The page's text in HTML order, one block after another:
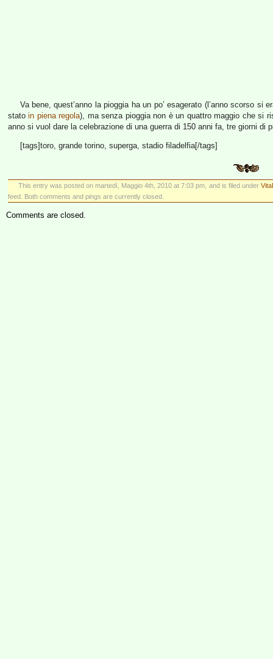
Va bene, quest’anno la pioggia ha un po’ esagerato (l’anno scorso si
statoin piena regola), ma senza pioggia non è un quattro maggio che si
anno si vuol dare la celebrazione di una guerra di 150 anni fa, tre giorni di
[tags]toro, grande torino, superga, stadio filadelfia[/tags]
This entry was posted on martedì, Maggio 4th, 2010 at 7:03 pm, and is filed under
feed. Both comments and pings are currently closed.
Comments are closed.